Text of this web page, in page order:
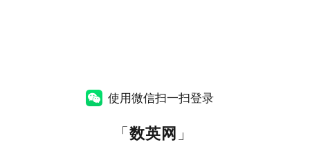
使用微信扫一扫登录
「数英网 」